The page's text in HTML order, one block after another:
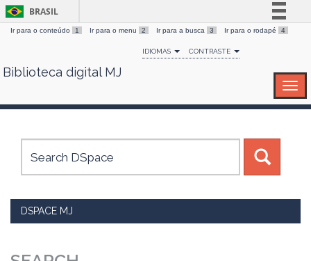
Skip
BRASIL
Simplifique!
Comunica BR
Canais
Ir para o conteúdo 1 Ir para o menu 2 Ir para a busca 3 Ir para o rodapé 4
IDIOMAS CONTRASTE
Biblioteca digital MJ
DSPACE MJ